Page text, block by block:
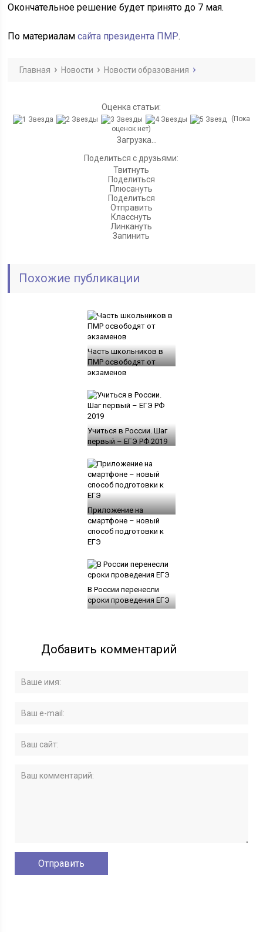
Окончательное решение будет принято до 7 мая.
По материаламсайта президента ПМР.
Главная Новости Новости образования
Оценка статьи:
(Пока
оценок нет)
Загрузка...
Поделиться с друзьями:
Твитнуть
Поделиться
Плюсануть
Поделиться
Отправить
Класснуть
Линкануть
Запинить
Похожие публикации
Часть школьников в
ПМР освободят от
экзаменов
Учиться в России. Шаг
первый – ЕГЭ РФ 2019
Приложение на
смартфоне – новый
способ подготовки к
ЕГЭ
В России перенесли
сроки проведения ЕГЭ
Добавить комментарий